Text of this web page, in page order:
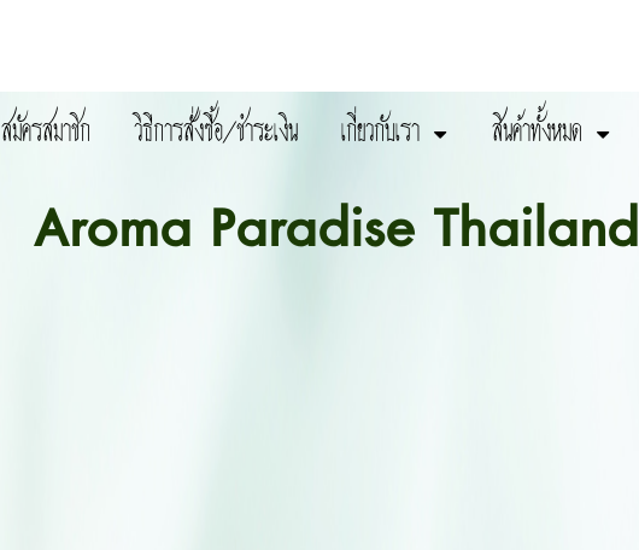
สมัครสมาชิก วิธีการสั่งซื้อ/ชำระเงิน เกี่ยวกับเรา สินค้าทั้งหมด
Aroma Paradise Thailand